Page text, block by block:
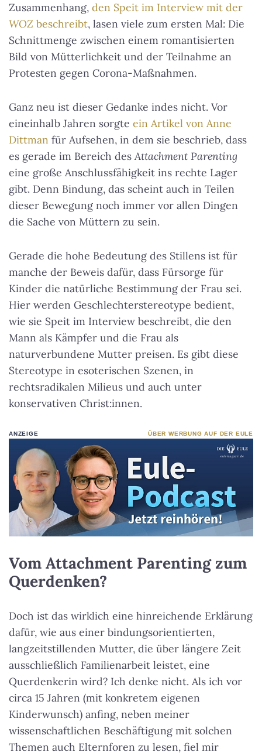
Zusammenhang, den Speit im Interview mit der
WOZ beschreibt, lasen viele zum ersten Mal: Die
Schnittmenge zwischen einem romantisierten
Bild von Mütterlichkeit und der Teilnahme an
Protesten gegen Corona-Maßnahmen.
Ganz neu ist dieser Gedanke indes nicht. Vor
eineinhalb Jahren sorgte ein Artikel von Anne
Dittman für Aufsehen, in dem sie beschrieb, dass
es gerade im Bereich desAttachment Parenting
eine große Anschlussfähigkeit ins rechte Lager
gibt. Denn Bindung, das scheint auch in Teilen
dieser Bewegung noch immer vor allen Dingen
die Sache von Müttern zu sein.
Gerade die hohe Bedeutung des Stillens ist für
manche der Beweis dafür, dass Fürsorge für
Kinder die natürliche Bestimmung der Frau sei.
Hier werden Geschlechterstereotype bedient,
wie sie Speit im Interview beschreibt, die den
Mann als Kämpfer und die Frau als
naturverbundene Mutter preisen. Es gibt diese
Stereotype in esoterischen Szenen, in
rechtsradikalen Milieus und auch unter
konservativen Christ:innen.
ANZEIGE ÜBER WERBUNG AUF DER EULE
Vom Attachment Parenting zum
Querdenken?
Doch ist das wirklich eine hinreichende Erklärung
dafür, wie aus einer bindungsorientierten,
langzeitstillenden Mutter, die über längere Zeit
ausschließlich Familienarbeit leistet, eine
Querdenkerin wird? Ich denke nicht. Als ich vor
circa 15 Jahren (mit konkretem eigenen
Kinderwunsch) anfing, neben meiner
wissenschaftlichen Beschäftigung mit solchen
Themen auch Elternforen zu lesen, fiel mir